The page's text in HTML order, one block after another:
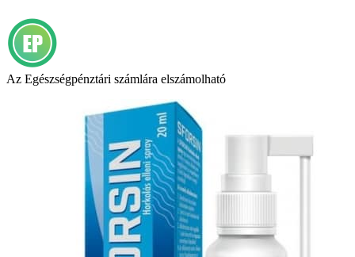
Az Egészségpénztári számlára elszámolható